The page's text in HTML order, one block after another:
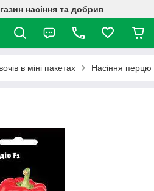
насіння та добрив
в міні пакетах Насіння перцю